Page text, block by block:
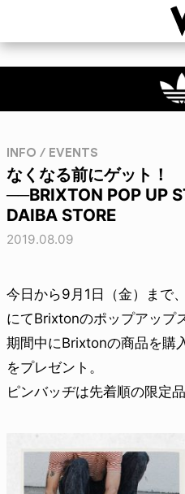
INFO / EVENTS
なくなる前にゲット！
──BRIXTON POP UP
DAIBA STORE
2019.08.09
今日から9月1日（金）まで
にてBrixtonのポップアップ
期間中にBrixtonの商品を購
をプレゼント。
ピンバッヂは先着順の限定